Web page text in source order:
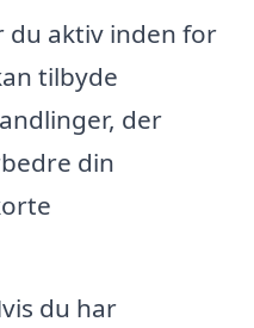
du aktiv inden for
tilbyde
der
din
du har